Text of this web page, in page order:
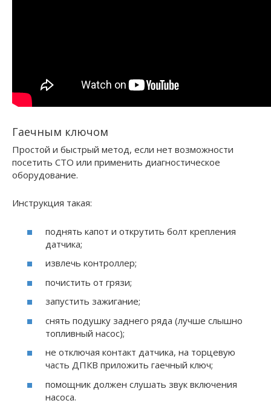
Гаечным ключом
Простой и быстрый метод, если нет возможности
посетить СТО или применить диагностическое
оборудование.
Инструкция такая:
поднять капот и открутить болт крепления
датчика;
извлечь контроллер;
почистить от грязи;
запустить зажигание;
снять подушку заднего ряда (лучше слышно
топливный насос);
не отключая контакт датчика, на торцевую
часть ДПКВ приложить гаечный ключ;
помощник должен слушать звук включения
насоса.